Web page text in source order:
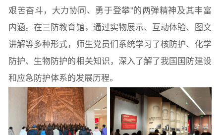
艰苦奋斗，大力协同、勇于登攀”的两弹精神及其丰富
内涵。在三防教育馆，通过实物展示、互动体验、图文
讲解等多种形式，师生党员们系统学习了核防护、化学
防护、生物防护的相关知识，深入了解了我国国防建设
和应急防护体系的发展历程。